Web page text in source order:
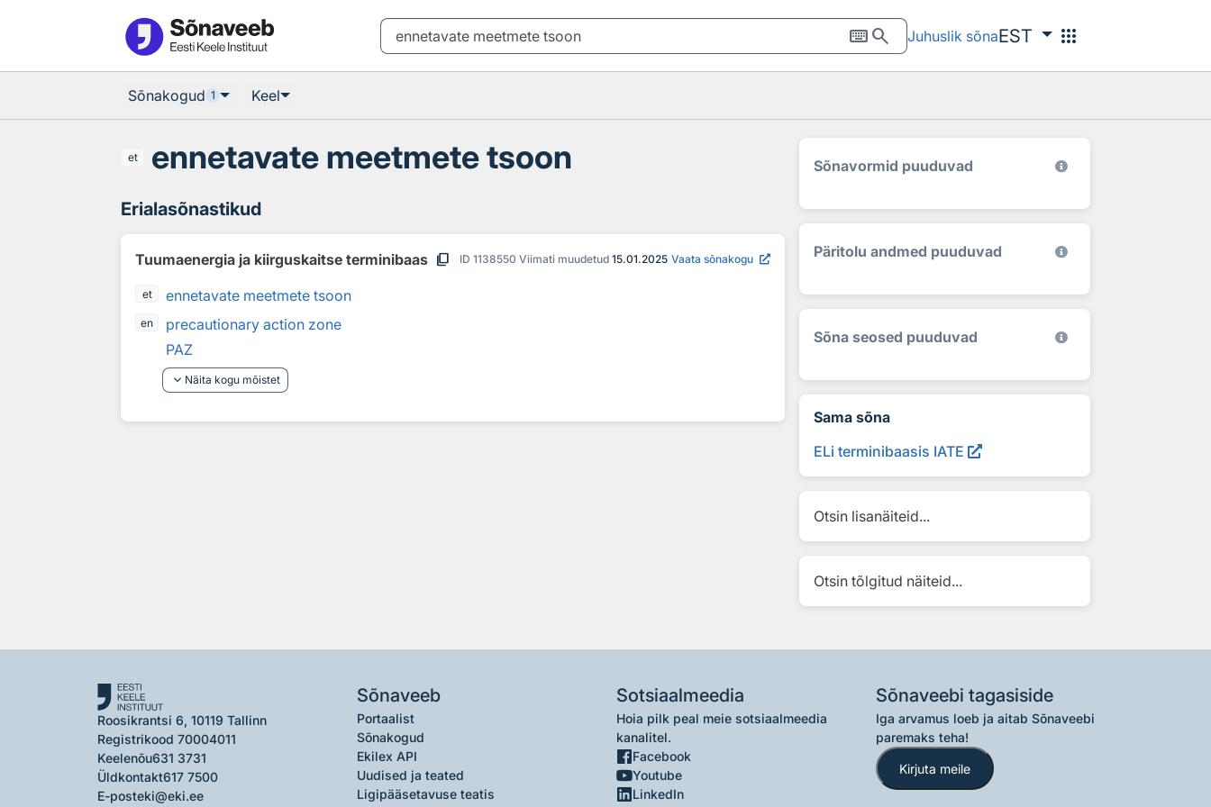
keyboardsearch Juhuslik sõnaEST apps
Sõnakogud 1 Keel
et ennetavate meetmete tsoon
Erialasõnastikud
Tuumaenergia ja kiirguskaitse terminibaas content_copy ID 1138550 Viimati muudetud 15.01.2025 Vaata sõnakogu
et ennetavate meetmete tsoon
en
precautionary action zone
PAZ
keyboard_arrow_down Näita kogu mõistet
Sõnavormid puuduvad
Päritolu andmed puuduvad
Sõna seosed puuduvad
Sama sõna
ELi terminibaasis IATE
Otsin lisanäiteid...
Otsin tõlgitud näiteid...
Roosikrantsi 6, 10119 Tallinn
Registrikood 70004011
Keelenõu631 3731
Üldkontakt617 7500
E-posteki@eki.ee
Sõnaveeb
Portaalist
Sõnakogud
Ekilex API
Uudised ja teated
Ligipääsetavuse teatis
Sotsiaalmeedia
Hoia pilk peal meie sotsiaalmeedia
kanalitel.
Facebook
Youtube
LinkedIn
Sõnaveebi tagasiside
Iga arvamus loeb ja aitab Sõnaveebi
paremaks teha!
Kirjuta meile